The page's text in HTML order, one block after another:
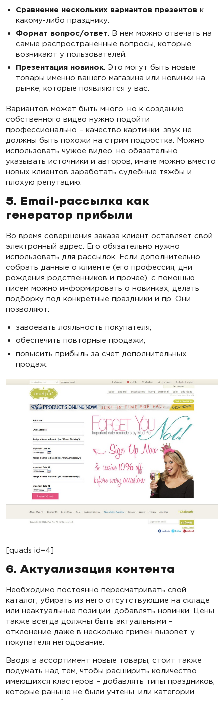
Сравнение нескольких вариантов презентов к
какому-либо празднику.
Формат вопрос/ответ . В нем можно отвечать на
самые распространенные вопросы, которые
возникают у пользователей.
Презентация новинок . Это могут быть новые
товары именно вашего магазина или новинки на
рынке, которые появляются у вас.
Вариантов может быть много, но к созданию
собственного видео нужно подойти
профессионально – качество картинки, звук не
должны быть похожи на стрим подростка. Можно
использовать чужое видео, но обязательно
указывать источники и авторов, иначе можно вместо
новых клиентов заработать судебные тяжбы и
плохую репутацию.
5. Email-рассылка как
генератор прибыли
Во время совершения заказа клиент оставляет свой
электронный адрес. Его обязательно нужно
использовать для рассылок. Если дополнительно
собрать данные о клиенте (его профессия, дни
рождения родственников и прочее), с помощью
писем можно информировать о новинках, делать
подборку под конкретные праздники и пр. Они
позволяют:
завоевать лояльность покупателя;
обеспечить повторные продажи;
повысить прибыль за счет дополнительных
продаж.
[quads id=4]
6. Актуализация контента
Необходимо постоянно пересматривать свой
каталог, убирать из него отсутствующие на складе
или неактуальные позиции, добавлять новинки. Цены
также всегда должны быть актуальными –
отклонение даже в несколько гривен вызовет у
покупателя негодование.
Вводя в ассортимент новые товары, стоит также
подумать над тем, чтобы расширить количество
имеющихся кластеров – добавлять типы праздников,
которые раньше не были учтены, или категории